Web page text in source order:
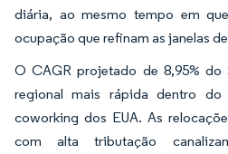
diária, ao mesmo tempo em
ocupação que refinam as janelas
O CAGR projetado de 8,95% do
regional mais rápida dentro
coworking dos EUA. As
com alta tributação